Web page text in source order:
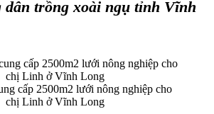
dân trồng xoài ngụ tỉnh Vĩnh
cấp 2500m2 lưới nông nghiệp cho
chị Linh ở Vĩnh Long